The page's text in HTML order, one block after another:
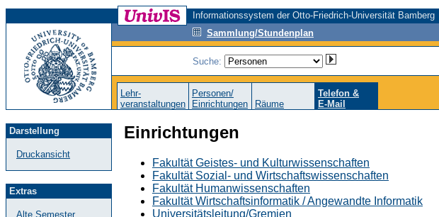
Informationssystem der Otto-Friedrich-Universität Bamberg
Sammlung/Stundenplan
Suche:
Lehr-
veranstaltungen
Personen/
Einrichtungen
Räume
Telefon &
E-Mail
Darstellung
Druckansicht
Extras
Alte Semester
Einrichtungen
Fakultät Geistes- und Kulturwissenschaften
Fakultät Sozial- und Wirtschaftswissenschaften
Fakultät Humanwissenschaften
Fakultät Wirtschaftsinformatik / Angewandte Informatik
Universitätsleitung/Gremien